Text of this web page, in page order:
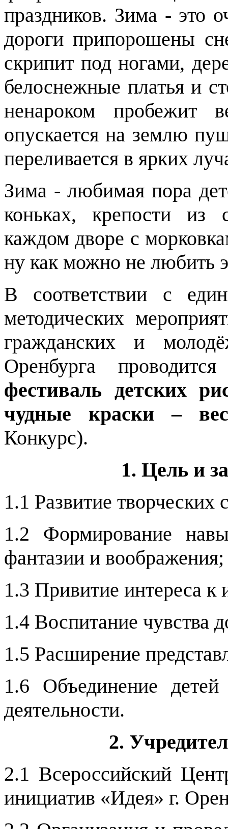
праздников. Зима - это
дороги припорошены
скрипит под ногами,
белоснежные платья и
ненароком пробежит
опускается на землю
переливается в ярких
Зима - любимая пора
коньках, крепости из
каждом дворе с
ну как можно не любить
В соответствии с
методических
гражданских и
Оренбурга
фестиваль детских
чудные краски –
Конкурс).
1. Цель и
1.1 Развитие творческих
1.2 Формирование
фантазии и воображения;
1.3 Привитие интереса к
1.4 Воспитание чувства
1.5 Расширение
1.6 Объединение
деятельности.
2.
2.1 Всероссийский
инициатив «Идея» г.